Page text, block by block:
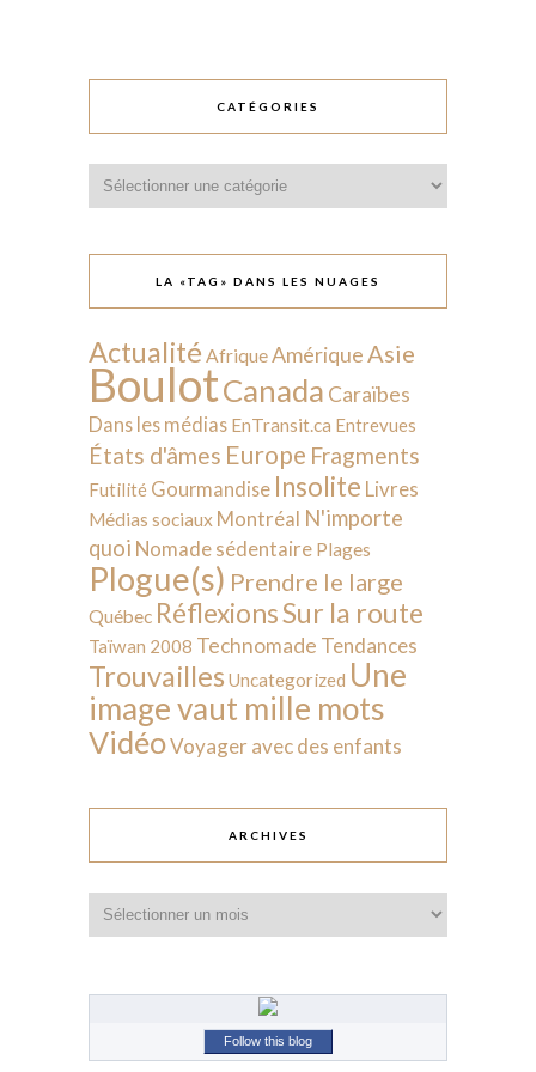
CATÉGORIES
LA «TAG» DANS LES NUAGES
Actualité AfriqueAmériqueAsie
BoulotCanada Caraïbes
Dans les médias EnTransit.ca Entrevues
États d'âmes Europe Fragments
Futilité Gourmandise Insolite Livres
Médias sociaux Montréal N'importe
quoi Nomade sédentaire Plages
Plogue(s) Prendre le large
Québec RéflexionsSur la route
Taïwan 2008 Technomade Tendances
Trouvailles Uncategorized Une
image vaut mille mots
VidéoVoyager avec des enfants
ARCHIVES
Follow this blog